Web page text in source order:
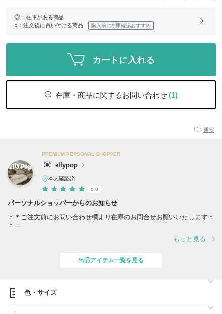
◎ ：在庫がある商品
○ ：注文後に買い付ける商品 購入前に在庫確認おすすめ
カートに入れる
在庫・商品に関するお問い合わせ (1)
通報
PREMIUM PERSONAL SHOPPER
ellypop
本人確認済
5.0
パーソナルショッパーからのお知らせ
＊＊ご注文前にお問い合わせ欄より在庫のお問合せお願いいたします＊
＊
在庫わずかの商品については、在庫のお問い合わせをしていただいた方
もっと見る
出品アイテム一覧を見る
色・サイズ